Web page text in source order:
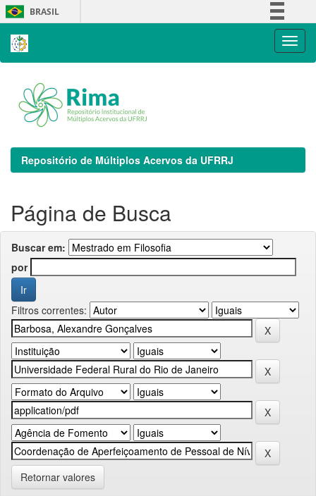
Skip
navigation
BRASIL
Repositório de Múltiplos Acervos da UFRRJ
Página de Busca
Buscar em:
por
Filtros correntes:
Retornar valores